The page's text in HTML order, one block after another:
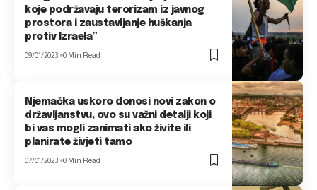
koje podržavaju terorizam iz javnog
prostora i zaustavljanje huškanja
protiv Izraela”
09/01/2023 0 Min Read
Njemačka uskoro donosi novi zakon o
državljanstvu, ovo su važni detalji koji
bi vas mogli zanimati ako živite ili
planirate živjeti tamo
07/01/2023 0 Min Read